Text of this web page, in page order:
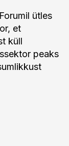
ütles
et
küll
peaks